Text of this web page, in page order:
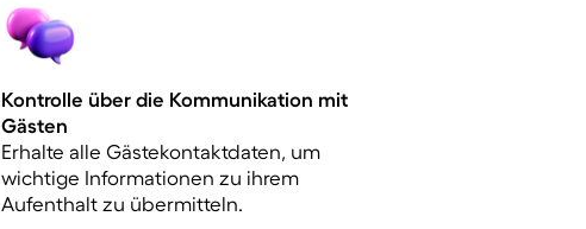
Kontrolle über die Kommunikation mit
Gästen
Erhalte alle Gästekontaktdaten, um
wichtige Informationen zu ihrem
Aufenthalt zu übermitteln.